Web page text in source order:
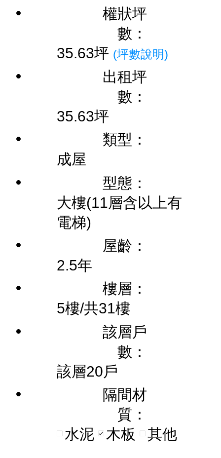
權狀坪
數：
35.63坪 (坪數說明)
出租坪
數：
35.63坪
類型：
成屋
型態：
大樓(11層含以上有
電梯)
屋齡：
2.5年
樓層：
5樓/共31樓
該層戶
數：
該層20戶
隔間材
質：
水泥
木板 其他